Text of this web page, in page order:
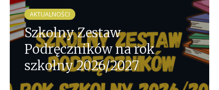
AKTUALNOŚCI
Szkolny Zestaw
Podręczników na rok
szkolny 2026/2027